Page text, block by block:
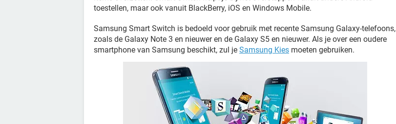
toestellen, maar ook vanuit BlackBerry, iOS en Windows Mobile.
Samsung Smart Switch is bedoeld voor gebruik met recente Samsung Galaxy-telefoons,
zoals de Galaxy Note 3 en nieuwer en de Galaxy S5 en nieuwer. Als je over een oudere
smartphone van Samsung beschikt, zul je Samsung Kies moeten gebruiken.